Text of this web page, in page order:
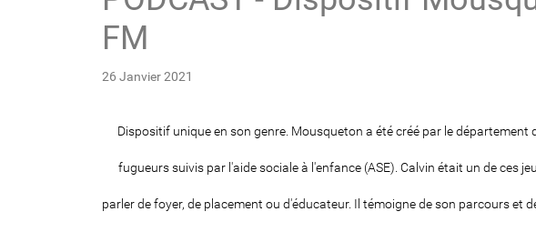
FM
26 Janvier 2021
Dispositif unique en son genre. Mousqueton a été créé par le département
fugueurs suivis par l'aide sociale à l'enfance (ASE). Calvin était un de ces
parler de foyer, de placement ou d'éducateur. Il témoigne de son parcours et